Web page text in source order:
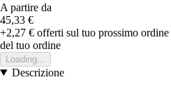
A partire da
45,33 €
+2,27 € offerti sul tuo prossimo ordine
del tuo ordine
Loading...
Descrizione